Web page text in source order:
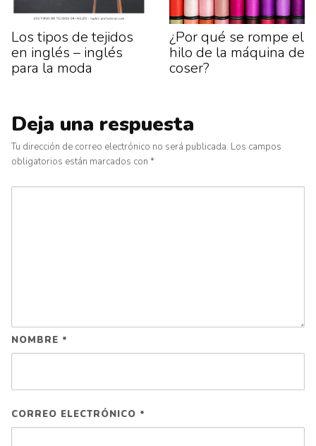
Los tipos de tejidos
en inglés – inglés
para la moda
¿Por qué se rompe el
hilo de la máquina de
coser?
Deja una respuesta
Tu dirección de correo electrónico no será publicada. Los campos
obligatorios están marcados con *
NOMBRE *
CORREO ELECTRÓNICO *